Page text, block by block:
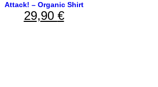
Attack! – Organic Shirt
29,90 €